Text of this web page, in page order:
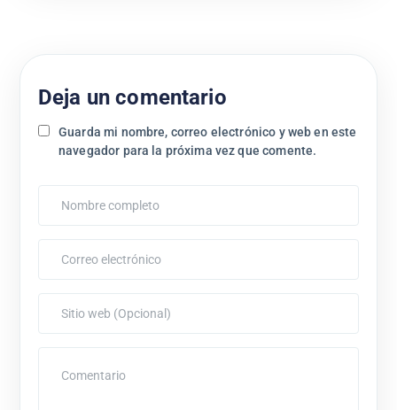
Deja un comentario
Guarda mi nombre, correo electrónico y web en este
navegador para la próxima vez que comente.